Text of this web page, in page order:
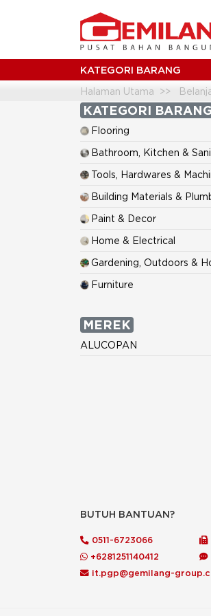
KATEGORI BARANG
Halaman Utama
KATEGORI BARANG
Flooring
Bathroom, Kitchen &
Tools, Hardwares &
Building Materials &
Paint & Decor
Home & Electrical
Gardening, Outdoors &
Furniture
MEREK
ALUCOPAN
BUTUH BANTUAN?
0511-6723066
+6281251140412
it.pgp@gemilang-